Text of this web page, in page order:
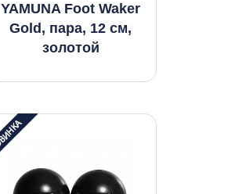
YAMUNA Foot Waker
Gold, пара, 12 см,
золотой